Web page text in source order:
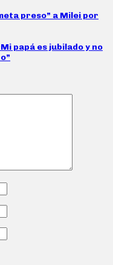
preso” a Milei por
papá es jubilado y no